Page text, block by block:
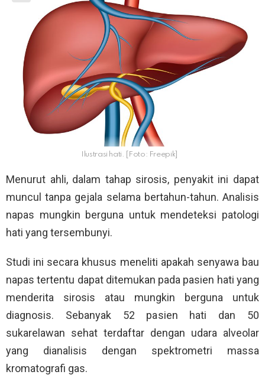
Ilustrasi hati. [Foto: Freepik]
Menurut ahli, dalam tahap sirosis, penyakit ini dapat
muncul tanpa gejala selama bertahun-tahun. Analisis
napas mungkin berguna untuk mendeteksi patologi
hati yang tersembunyi.
Studi ini secara khusus meneliti apakah senyawa bau
napas tertentu dapat ditemukan pada pasien hati yang
menderita sirosis atau mungkin berguna untuk
diagnosis. Sebanyak 52 pasien hati dan 50
sukarelawan sehat terdaftar dengan udara alveolar
yang dianalisis dengan spektrometri massa
kromatografi gas.